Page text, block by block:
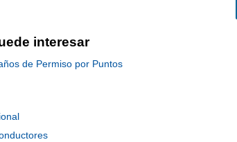
interesar
de Permiso por Puntos